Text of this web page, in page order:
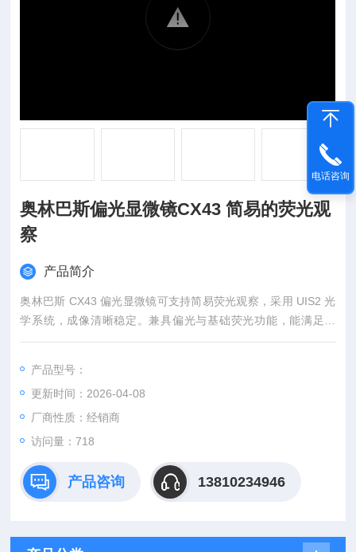
奥林巴斯偏光显微镜CX43 简易的荧光观
察
产品简介
奥林巴斯 CX43 偏光显微镜可支持简易荧光观察，采用 UIS2 光
学系统，成像清晰稳定。兼具偏光与基础荧光功能，能满足矿
物、岩石、纤维及生物切片等多场景观测。机身结构坚固，操作
高，灵活适配实验室日常使用。奥林巴斯偏光显微镜CX43 简易
的荧光观察
产品型号：
更新时间：2026-04-08
厂商性质：经销商
访问量：718
产品咨询 13810234946
电话咨询